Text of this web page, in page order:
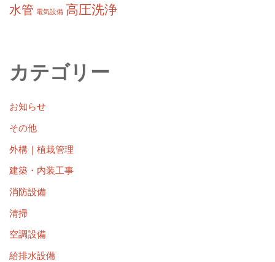
水管 電気設備 高圧洗浄
カテゴリー
お知らせ
その他
外構｜植栽管理
建築・内装工事
消防設備
清掃
空調設備
給排水設備